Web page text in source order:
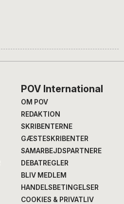
POV International
OM POV
REDAKTION
SKRIBENTERNE
GÆSTESKRIBENTER
SAMARBEJDSPARTNERE
DEBATREGLER
BLIV MEDLEM
HANDELSBETINGELSER
COOKIES & PRIVATLIV